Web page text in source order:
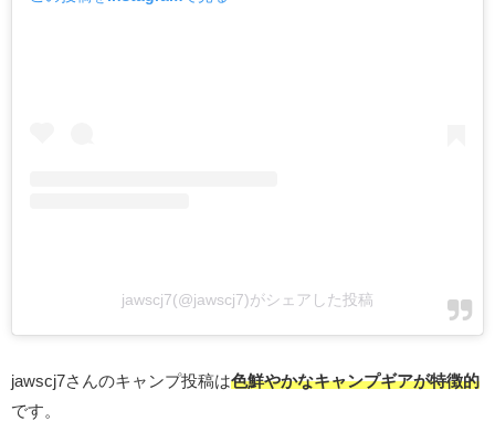
jawscj7(@jawscj7)がシェアした投稿
jawscj7さんのキャンプ投稿は色鮮やかなキャンプギアが特徴的
です。